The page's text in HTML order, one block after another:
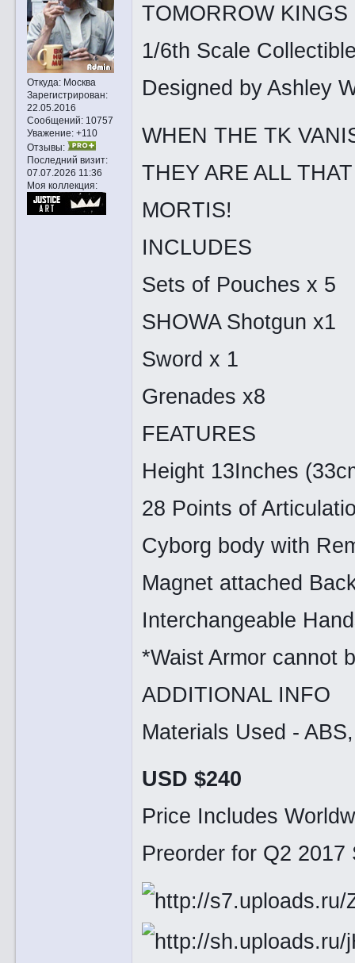
Откуда:Москва
Зарегистрирован:
22.05.2016
Сообщений:10757
Уважение: +110
Отзывы:
Последний визит:
07.07.2026 11:36
Моя коллекция:
TOMORROW KINGS
1/6th Scale
Designed by Ashley
WHEN THE TK
THEY ARE ALL
MORTIS!
INCLUDES
Sets of Pouches x 5
SHOWA Shotgun x1
Sword x 1
Grenades x8
FEATURES
Height 13Inches
28 Points of
Cyborg body with
Magnet attached
Interchangeable
*Waist Armor cannot
ADDITIONAL INFO
Materials Used -
USD $240
Price Includes
Preorder for Q2 2017